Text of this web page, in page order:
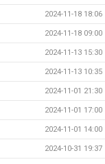
2024-11-18 18:06
2024-11-18 09:00
2024-11-13 15:30
2024-11-13 10:35
2024-11-01 21:30
2024-11-01 17:00
2024-11-01 14:00
2024-10-31 19:37